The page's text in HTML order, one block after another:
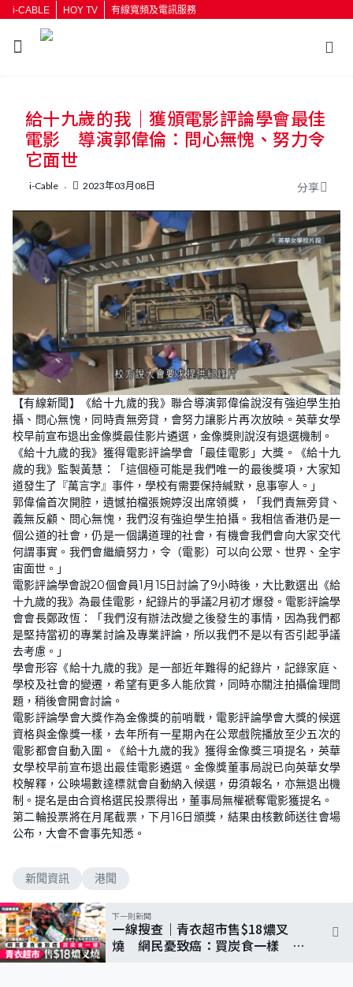
i-CABLE HOY TV 有線寬頻及電訊服務
按輸入鍵開始搜尋
給十九歲的我｜獲頒電影評論學會最佳
電影 導演郭偉倫：問心無愧、努力令
它面世
i-Cable 2023年03月08日 分享
【有線新聞】《給十九歲的我》聯合導演郭偉倫說沒有強迫學生拍
攝、問心無愧，同時責無旁貸，會努力讓影片再次放映。英華女學
校早前宣布退出金像獎最佳影片遴選，金像獎則說沒有退選機制。
《給十九歲的我》獲得電影評論學會「最佳電影」大獎。《給十九
歲的我》監製黃慧：「這個極可能是我們唯一的最後獎項，大家知
道發生了『萬言字』事件，學校有需要保持緘默，息事寧人。」
郭偉倫首次開腔，遺憾拍檔張婉婷沒出席領獎，「我們責無旁貸、
義無反顧、問心無愧，我們沒有強迫學生拍攝。我相信香港仍是一
個公道的社會，仍是一個講道理的社會，有機會我們會向大家交代
何謂事實。我們會繼續努力，令（電影）可以向公眾、世界、全宇
宙面世。」
電影評論學會說20個會員1月15日討論了9小時後，大比數選出《給
十九歲的我》為最佳電影，紀錄片的爭議2月初才爆發。電影評論學
會會長鄭政恆：「我們沒有辦法改變之後發生的事情，因為我們都
是堅持當初的專業討論及專業評論，所以我們不是以有否引起爭議
去考慮。」
學會形容《給十九歲的我》是一部近年難得的紀錄片，記錄家庭、
學校及社會的變遷，希望有更多人能欣賞，同時亦關注拍攝倫理問
題，稍後會開會討論。
電影評論學會大獎作為金像獎的前哨戰，電影評論學會大獎的候選
資格與金像獎一樣，去年所有一星期內在公眾戲院播放至少五次的
電影都會自動入圍。《給十九歲的我》獲得金像獎三項提名，英華
女學校早前宣布退出最佳電影遴選。金像獎董事局說已向英華女學
校解釋，公映場數達標就會自動納入候選，毋須報名，亦無退出機
制。提名是由合資格選民投票得出，董事局無權褫奪電影獲提名。
第二輪投票將在月尾截票，下月16日頒獎，結果由核數師送往會場
公布，大會不會事先知悉。
新聞資訊 港聞
下一則新聞
一線搜查｜青衣超市售$18燶叉
燒 網民憂致癌：買炭食一樣 食